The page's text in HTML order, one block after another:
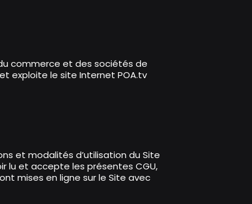
commerce et des sociétés de
exploite le site Internet POA.tv
et modalités d’utilisation du Site
lu et accepte les présentes CGU,
mises en ligne sur le Site avec